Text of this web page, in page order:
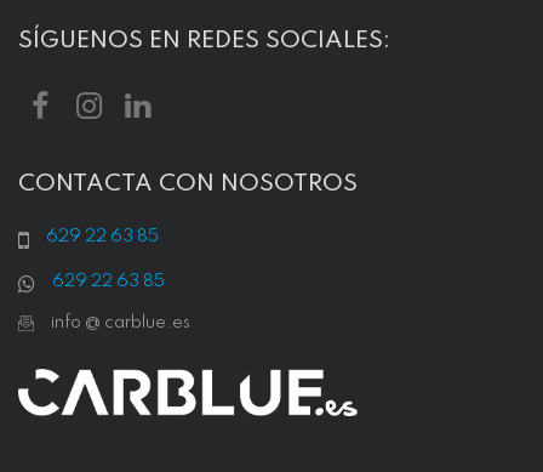
SÍGUENOS EN REDES SOCIALES:
CONTACTA CON NOSOTROS
629 22 63 85
629 22 63 85
info @ carblue.es